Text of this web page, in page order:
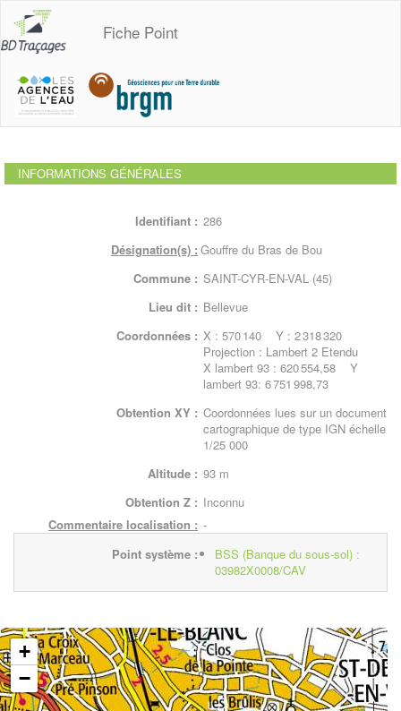
Fiche Point
INFORMATIONS GÉNÉRALES
Identifiant : 286
Désignation(s) : Gouffre du Bras de Bou
Commune : SAINT-CYR-EN-VAL (45)
Lieu dit : Bellevue
Coordonnées : X : 570 140 Y : 2 318 320
Projection : Lambert 2 Etendu
X lambert 93 : 620 554,58 Y
lambert 93: 6 751 998,73
Obtention XY : Coordonnées lues sur un document
cartographique de type IGN échelle
1/25 000
Altitude : 93 m
Obtention Z : Inconnu
Commentaire localisation : -
Point système :
BSS (Banque du sous-sol) :
03982X0008/CAV
+
−